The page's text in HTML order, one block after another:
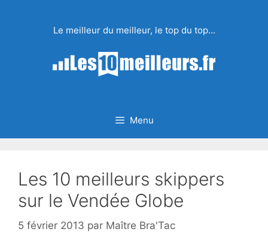
Le meilleur du meilleur, le top du top…
Menu
Les 10 meilleurs skippers
sur le Vendée Globe
5 février 2013 par Maître Bra'Tac